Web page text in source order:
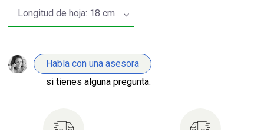
Habla con una asesora
si tienes alguna pregunta.